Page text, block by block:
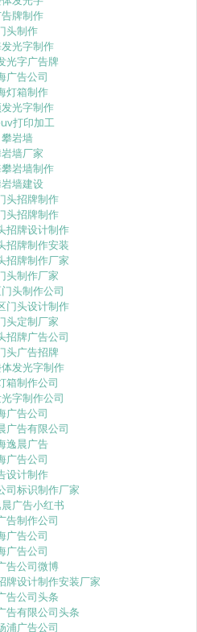
牌制作
头制作
光字制作
光字广告牌
广告公司
灯箱制作
光字制作
打印加工
攀岩墙
墙厂家
岩墙制作
墙建设
头招牌制作
头招牌制作
招牌设计制作
招牌制作安装
招牌制作厂家
头制作厂家
头制作公司
门头设计制作
头定制厂家
招牌广告公司
头广告招牌
发光字制作
箱制作公司
字制作公司
广告公司
广告有限公司
逸晨广告
广告公司
设计制作
司标识制作厂家
广告小红书
告制作公司
广告公司
广告公司
告公司微博
牌设计制作安装厂家
告公司头条
告有限公司头条
浦广告公司